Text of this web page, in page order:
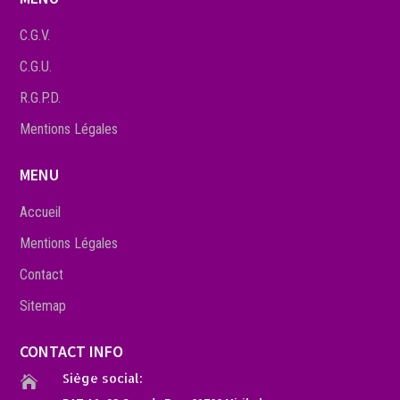
C.G.V.
C.G.U.
R.G.P.D.
Mentions Légales
MENU
Accueil
Mentions Légales
Contact
Sitemap
CONTACT INFO
 Siège social: